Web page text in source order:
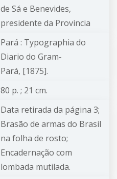
de Sá e Benevides,
presidente da Provincia
Pará : Typographia do
Diario do Gram-
Pará, [1875].
80 p. ; 21 cm.
Data retirada da página 3;
Brasão de armas do Brasil
na folha de rosto;
Encadernação com
lombada mutilada.